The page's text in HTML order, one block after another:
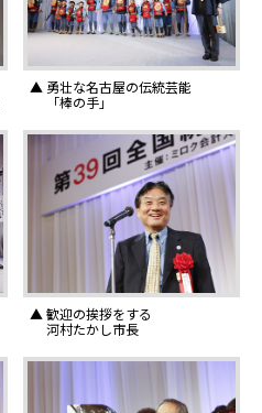
▲ 勇壮な名古屋の伝統芸能
「棒の手」
▲ 歓迎の挨拶をする
河村たかし市長